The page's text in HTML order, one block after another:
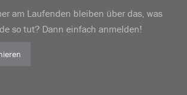
am Laufenden bleiben über das, was
so tut? Dann einfach anmelden!